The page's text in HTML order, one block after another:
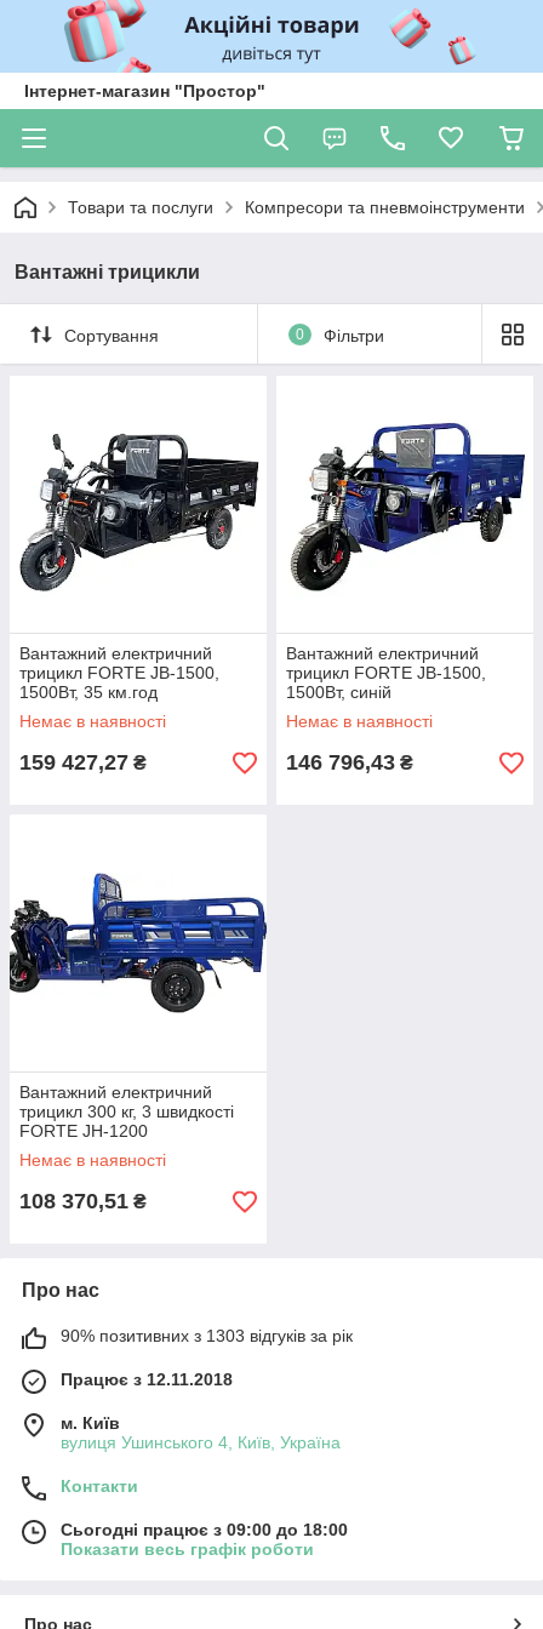
Інтернет-магазин "Простор"
Товари та послуги Компресори та пневмоінструменти
Вантажні трицикли
Сортування 0 Фільтри
Вантажний електричний
трицикл FORTE JB-1500,
1500Вт, 35 км.год
Немає в наявності
159 427,27 ₴
Вантажний електричний
трицикл FORTE JB-1500,
1500Вт, синій
Немає в наявності
146 796,43 ₴
Вантажний електричний
трицикл 300 кг, 3 швидкості
FORTE JH-1200
Немає в наявності
108 370,51 ₴
Про нас
90% позитивних з 1303 відгуків за рік
Працює з 12.11.2018
м. Київ
вулиця Ушинського 4, Київ, Україна
Контакти
Сьогодні працює з 09:00 до 18:00
Показати весь графік роботи
Про нас